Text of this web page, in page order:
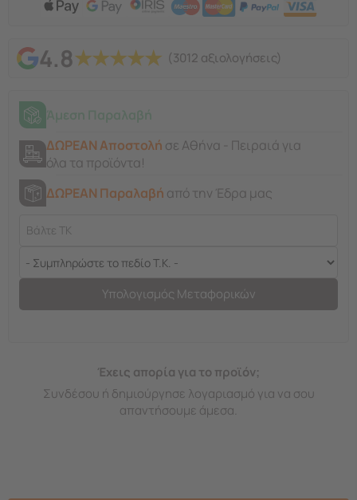
4.8★★★★★ (3012 αξιολογήσεις)
ΔΩΡΕΑΝ Αποστολή σε Αθήνα - Πειραιά για
όλα τα προϊόντα!
ΔΩΡΕΑΝ Παραλαβή από την Έδρα μας
Υπολογισμός Μεταφορικών
Έχεις απορία για το προϊόν;
Συνδέσου ή δημιούργησε λογαριασμό για να σου
απαντήσουμε άμεσα.